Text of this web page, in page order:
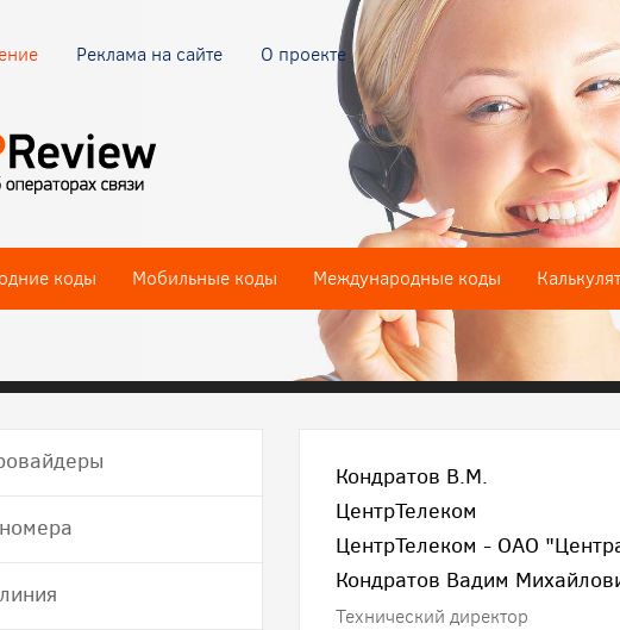
Реклама на сайте О проекте
коды Мобильные коды Международные коды
Кондратов В.М.
ЦентрТелеком
ЦентрТелеком - ОАО
Кондратов Вадим
Технический директор